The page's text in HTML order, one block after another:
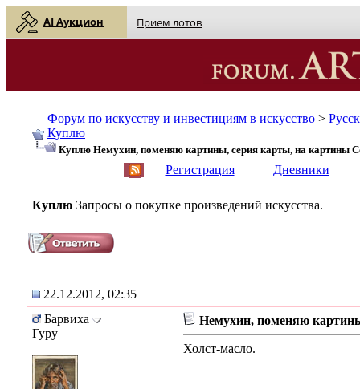
AI Аукцион Прием лотов
Форум по искусству и инвестициям в искусство >
Куплю
Куплю Немухин, поменяю картины, серия карты, на картины
Регистрация Дневники
Куплю Запросы о покупке произведений искусства.
22.12.2012, 02:35
Барвиха
Гуру
Немухин, поменяю
Холст-масло.